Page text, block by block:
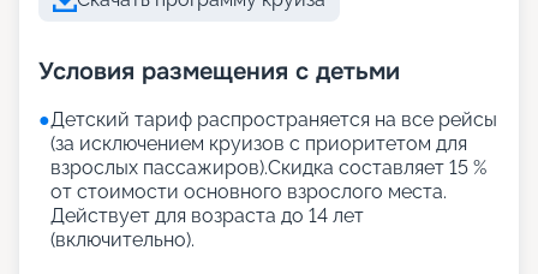
Условия размещения с детьми
●Детский тариф распространяется на все рейсы
(за исключением круизов с приоритетом для
взрослых пассажиров).Скидка составляет 15 %
от стоимости основного взрослого места.
Действует для возраста до 14 лет
(включительно).